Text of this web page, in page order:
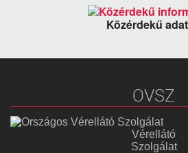
Közérdekű
OVSZ
Vérellátó
Szolgálat